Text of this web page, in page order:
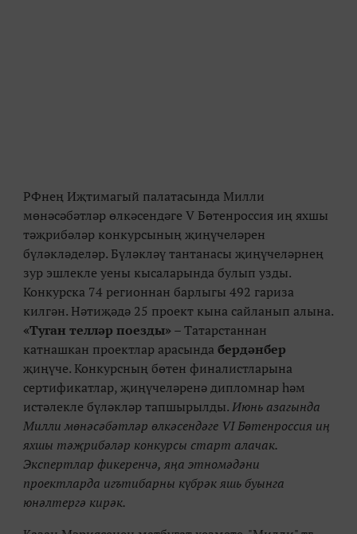
РФнең Иҗтимагый палатасында Милли
мөнәсәбәтләр өлкәсендәге V Бөтенроссия иң яхшы
тәҗрибәләр конкурсының җиңүчеләрен
бүләкләделәр. Бүләкләү тантанасы җиңүчеләрнең
зур эшлекле уены кысаларында булып узды.
Конкурска 74 регионнан барлыгы 492 гариза
килгән. Нәтиҗәдә 25 проект кына сайланып алына.
«Туган телләр поезды»– Татарстаннан
катнашкан проектлар арасында бердәнбер
җиңүче. Конкурсның бөтен финалистларына
сертификатлар, җиңүчеләренә дипломнар һәм
истәлекле бүләкләр тапшырылды.Июнь азагында
Милли мөнәсәбәтләр өлкәсендәге VI Бөтенроссия иң
яхшы тәҗрибәләр конкурсы cтарт алачак.
Экспертлар фикеренчә, яңа этномәдәни
проектларда игътибарны күбрәк яшь буынга
юнәлтергә кирәк.